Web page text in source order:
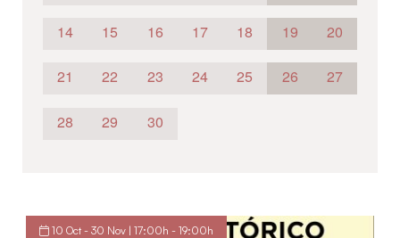
14 15 16 17 18 19 20
21 22 23 24 25 26 27
28 29 30
10 Oct - 30 Nov | 17:00h - 19:00h